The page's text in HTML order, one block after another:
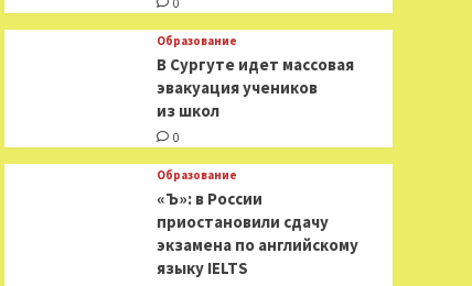
0
Образование
В Сургуте идет массовая
эвакуация учеников
из школ
0
Образование
«Ъ»: в России
приостановили сдачу
экзамена по английскому
языку IELTS